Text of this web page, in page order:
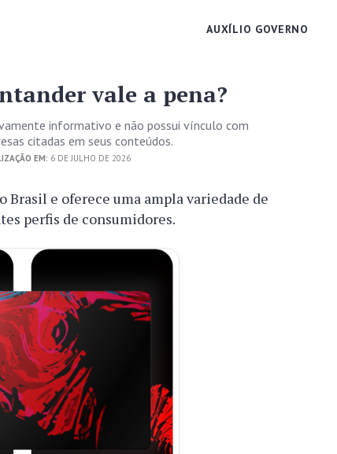
AUXÍLIO GOVERNO
vale a pena?
informativo e não possui vínculo com
citadas em seus conteúdos.
EM: 6 DE JULHO DE 2026
Brasil e oferece uma ampla variedade de
perfis de consumidores.